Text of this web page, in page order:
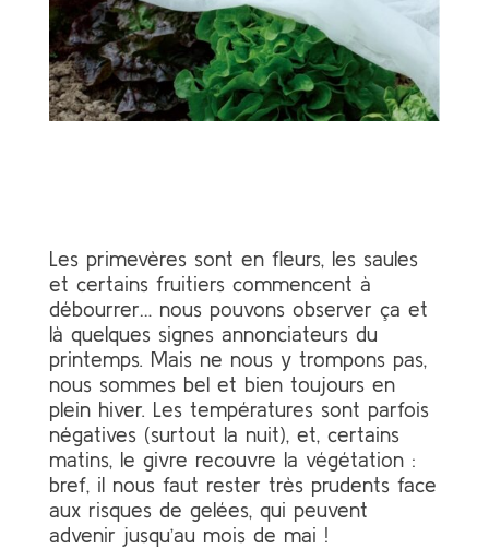
Les primevères sont en fleurs, les saules
et certains fruitiers commencent à
débourrer… nous pouvons observer ça et
là quelques signes annonciateurs du
printemps. Mais ne nous y trompons pas,
nous sommes bel et bien toujours en
plein hiver. Les températures sont parfois
négatives (surtout la nuit), et, certains
matins, le givre recouvre la végétation :
bref, il nous faut rester très prudents face
aux risques de gelées, qui peuvent
advenir jusqu’au mois de mai !